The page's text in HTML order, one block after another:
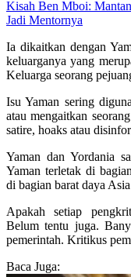
Kisah Ben Mboi:
Jadi Mentornya
Ia dikaitkan dengan
keluarganya yang
Keluarga seorang
Isu Yaman sering
atau mengaitkan
satire, hoaks atau
Yaman dan Yordania
Yaman terletak di
di bagian barat daya
Apakah setiap
Belum tentu juga.
pemerintah. Kritikus
Baca Juga: